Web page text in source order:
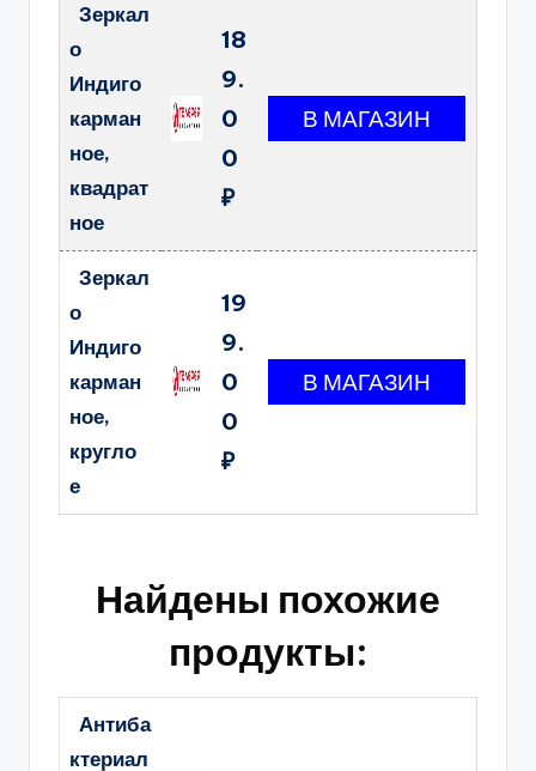
Зеркал
о
Индиго
карман
ное,
квадрат
ное
18
9.
0
0
₽
Зеркал
о
Индиго
карман
ное,
кругло
е
19
9.
0
0
₽
Найдены похожие
продукты:
Антиба
ктериал